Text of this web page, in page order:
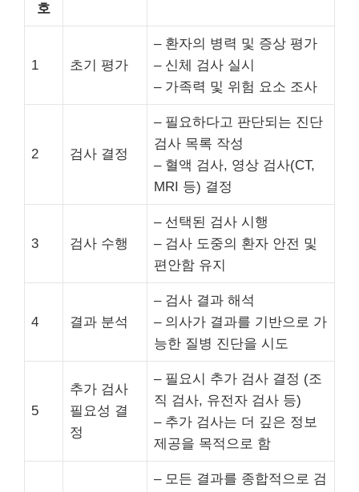
호
1 초기 평가
– 환자의 병력 및 증상 평가
– 신체 검사 실시
– 가족력 및 위험 요소 조사
2 검사 결정
– 필요하다고 판단되는 진단
검사 목록 작성
– 혈액 검사, 영상 검사(CT,
MRI 등) 결정
3 검사 수행
– 선택된 검사 시행
– 검사 도중의 환자 안전 및
편안함 유지
4 결과 분석
– 검사 결과 해석
– 의사가 결과를 기반으로 가
능한 질병 진단을 시도
5
추가 검사
필요성 결
정
– 필요시 추가 검사 결정 (조
직 검사, 유전자 검사 등)
– 추가 검사는 더 깊은 정보
제공을 목적으로 함
– 모든 결과를 종합적으로 검